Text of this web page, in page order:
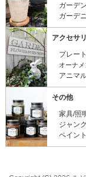
ガーデ
ガーデ
アクセサ
プレー
オーナ
アニマ
その他
家具/照
ジャン
ペイント